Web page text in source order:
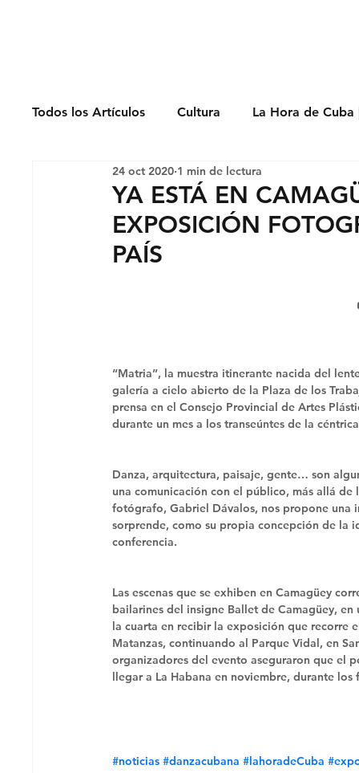
Todos los Artículos Cultura La Hora de
Economía Feminicidio Entrevistas
Periodismo
YA ESTÁ EN
EXPOSICIÓN
PAÍS
24 oct 2020 1 min de lectura
“Matria”, la muestra itinerante nacida del
galería a cielo abierto de la Plaza de los
prensa en el Consejo Provincial de Artes
durante un mes a los transeúntes de la
Danza, arquitectura, paisaje, gente… son
una comunicación con el público, más allá
fotógrafo, Gabriel Dávalos, nos propone una
sorprende, como su propia concepción de la
conferencia.
Las escenas que se exhiben en Camagüey
bailarines del insigne Ballet de Camagüey,
la cuarta en recibir la exposición que recorre
Matanzas, continuando al Parque Vidal, en
organizadores del evento aseguraron que el
llegar a La Habana en noviembre, durante
#noticias #danzacubana #lahoradeCuba